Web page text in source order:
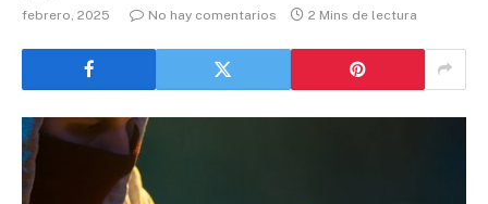
febrero, 2025
No hay comentarios 2 Mins de lectura